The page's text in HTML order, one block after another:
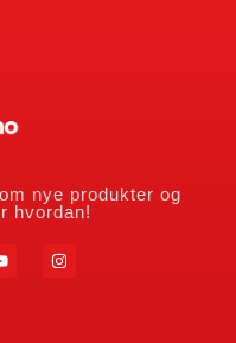
nye produkter og
hvordan!